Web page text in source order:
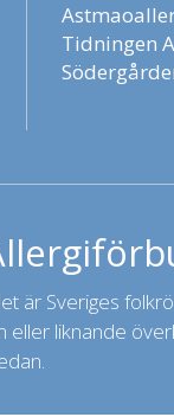
Tidningen
är Sveriges
eller liknande